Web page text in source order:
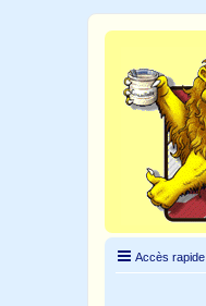
Accès rapide